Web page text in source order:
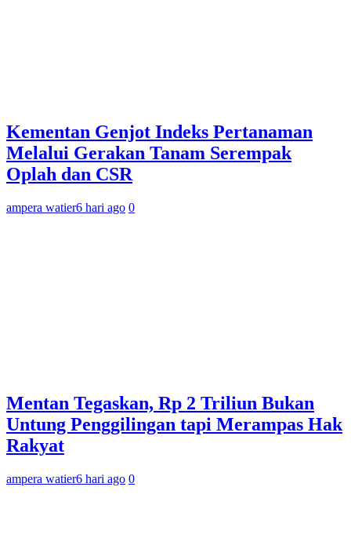
Kementan Genjot Indeks Pertanaman
Melalui Gerakan Tanam Serempak
Oplah dan CSR
ampera watier6 hari ago 0
Mentan Tegaskan, Rp 2 Triliun Bukan
Untung Penggilingan tapi Merampas Hak
Rakyat
ampera watier6 hari ago 0